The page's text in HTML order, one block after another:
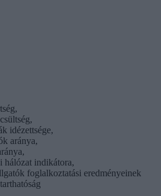
idézettsége,
aránya,
hálózat indikátora,
foglalkoztatási eredményeinek